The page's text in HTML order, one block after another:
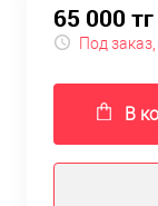
65 000 тг
Под заказ,
В